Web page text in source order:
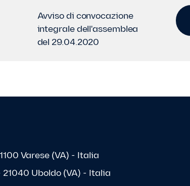
Avviso di convocazione
integrale dell'assemblea
del 29.04.2020
Varese (VA) - Italia
Uboldo (VA) - Italia